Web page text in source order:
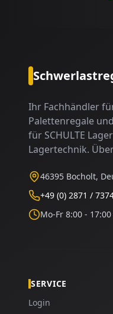
Ihr Fachhändler
Palettenregale
für SCHULTE
Lagertechnik.
46395 Bocholt,
+49 (0) 2871 /
Mo-Fr 8:00 -
SERVICE
Login